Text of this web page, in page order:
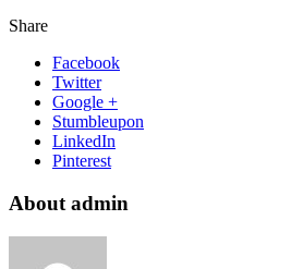
Share
Facebook
Twitter
Google +
Stumbleupon
LinkedIn
Pinterest
About admin